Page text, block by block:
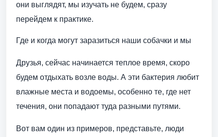
они выглядят, мы изучать не будем, сразу
перейдем к практике.
Где и когда могут заразиться наши собачки и мы
Друзья, сейчас начинается теплое время, скоро
будем отдыхать возле воды. А эти бактерия любит
влажные места и водоемы, особенно те, где нет
течения, они попадают туда разными путями.
Вот вам один из примеров, представьте, люди